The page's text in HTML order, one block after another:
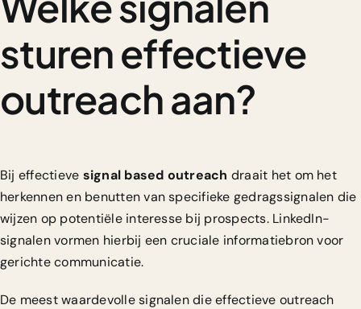
sturen effectieve
outreach aan?
Bij effectieve signal based outreach draait het om het
herkennen en benutten van specifieke gedragssignalen die
wijzen op potentiële interesse bij prospects. LinkedIn-
signalen vormen hierbij een cruciale informatiebronvoor
gerichte communicatie.
De meest waardevolle signalen die effectieve outreach